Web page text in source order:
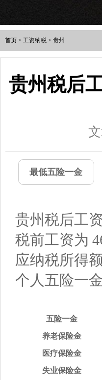
首页 > 工资纳税 > 贵州
贵州税后
最低五险一金
贵州税后工
税前工资为
应纳税所得
个人五险一
五险一金
养老保险金
医疗保险金
失业保险金